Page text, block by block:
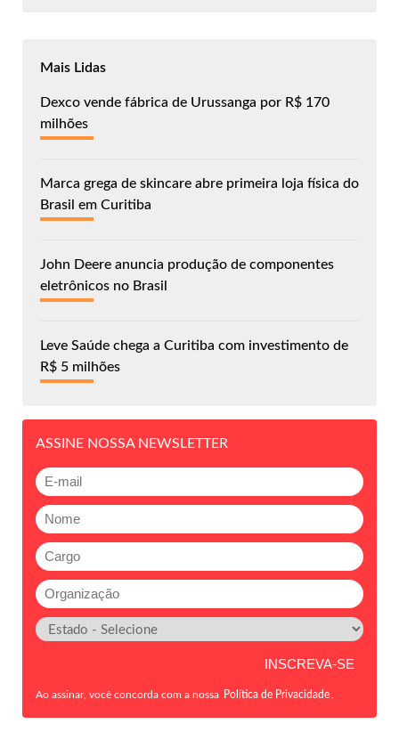
Mais Lidas
Dexco vende fábrica de Urussanga por R$ 170
milhões
Marca grega de skincare abre primeira loja física do
Brasil em Curitiba
John Deere anuncia produção de componentes
eletrônicos no Brasil
Leve Saúde chega a Curitiba com investimento de
R$ 5 milhões
ASSINE NOSSA NEWSLETTER
Ao assinar, você concorda com a nossa Política de Privacidade